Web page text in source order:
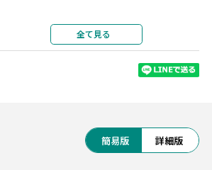
大自然に囲まれた素晴らしい遺跡群がある街
有名なアンコールワットは1992年に世界遺産
また、プノンバケン寺院は夕日が綺麗に見え
るスポットとして人気です。
全て見る
簡易版 詳細版